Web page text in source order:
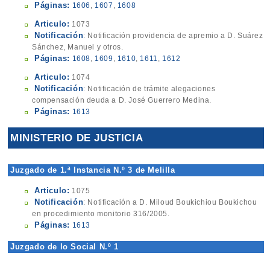
Páginas: 1606 , 1607 , 1608
Articulo: 1073
Notificación: Notificación providencia de apremio a D. Suárez
Sánchez, Manuel y otros.
Páginas: 1608, 1609 , 1610, 1611 , 1612
Articulo: 1074
Notificación: Notificación de trámite alegaciones
compensación deuda a D. José Guerrero Medina.
Páginas: 1613
MINISTERIO DE JUSTICIA
Juzgado de 1.ª Instancia N.º 3 de Melilla
Articulo: 1075
Notificación: Notificación a D. Miloud Boukichiou Boukichou
en procedimiento monitorio 316/2005.
Páginas: 1613
Juzgado de lo Social N.º 1